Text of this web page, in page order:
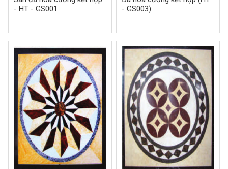
- HT - GS001
- GS003)